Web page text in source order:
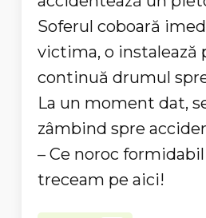
Soferul coboară
victima, o instalează
continuă drumul
La un moment dat,
zâmbind spre
– Ce noroc
treceam pe aici!